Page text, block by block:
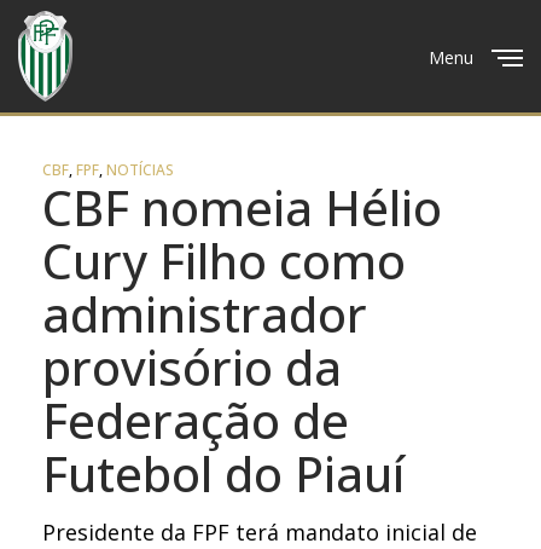
Menu
CBF,FPF,NOTÍCIAS
CBF nomeia Hélio
Cury Filho como
administrador
provisório da
Federação de
Futebol do Piauí
Presidente da FPF terá mandato inicial de